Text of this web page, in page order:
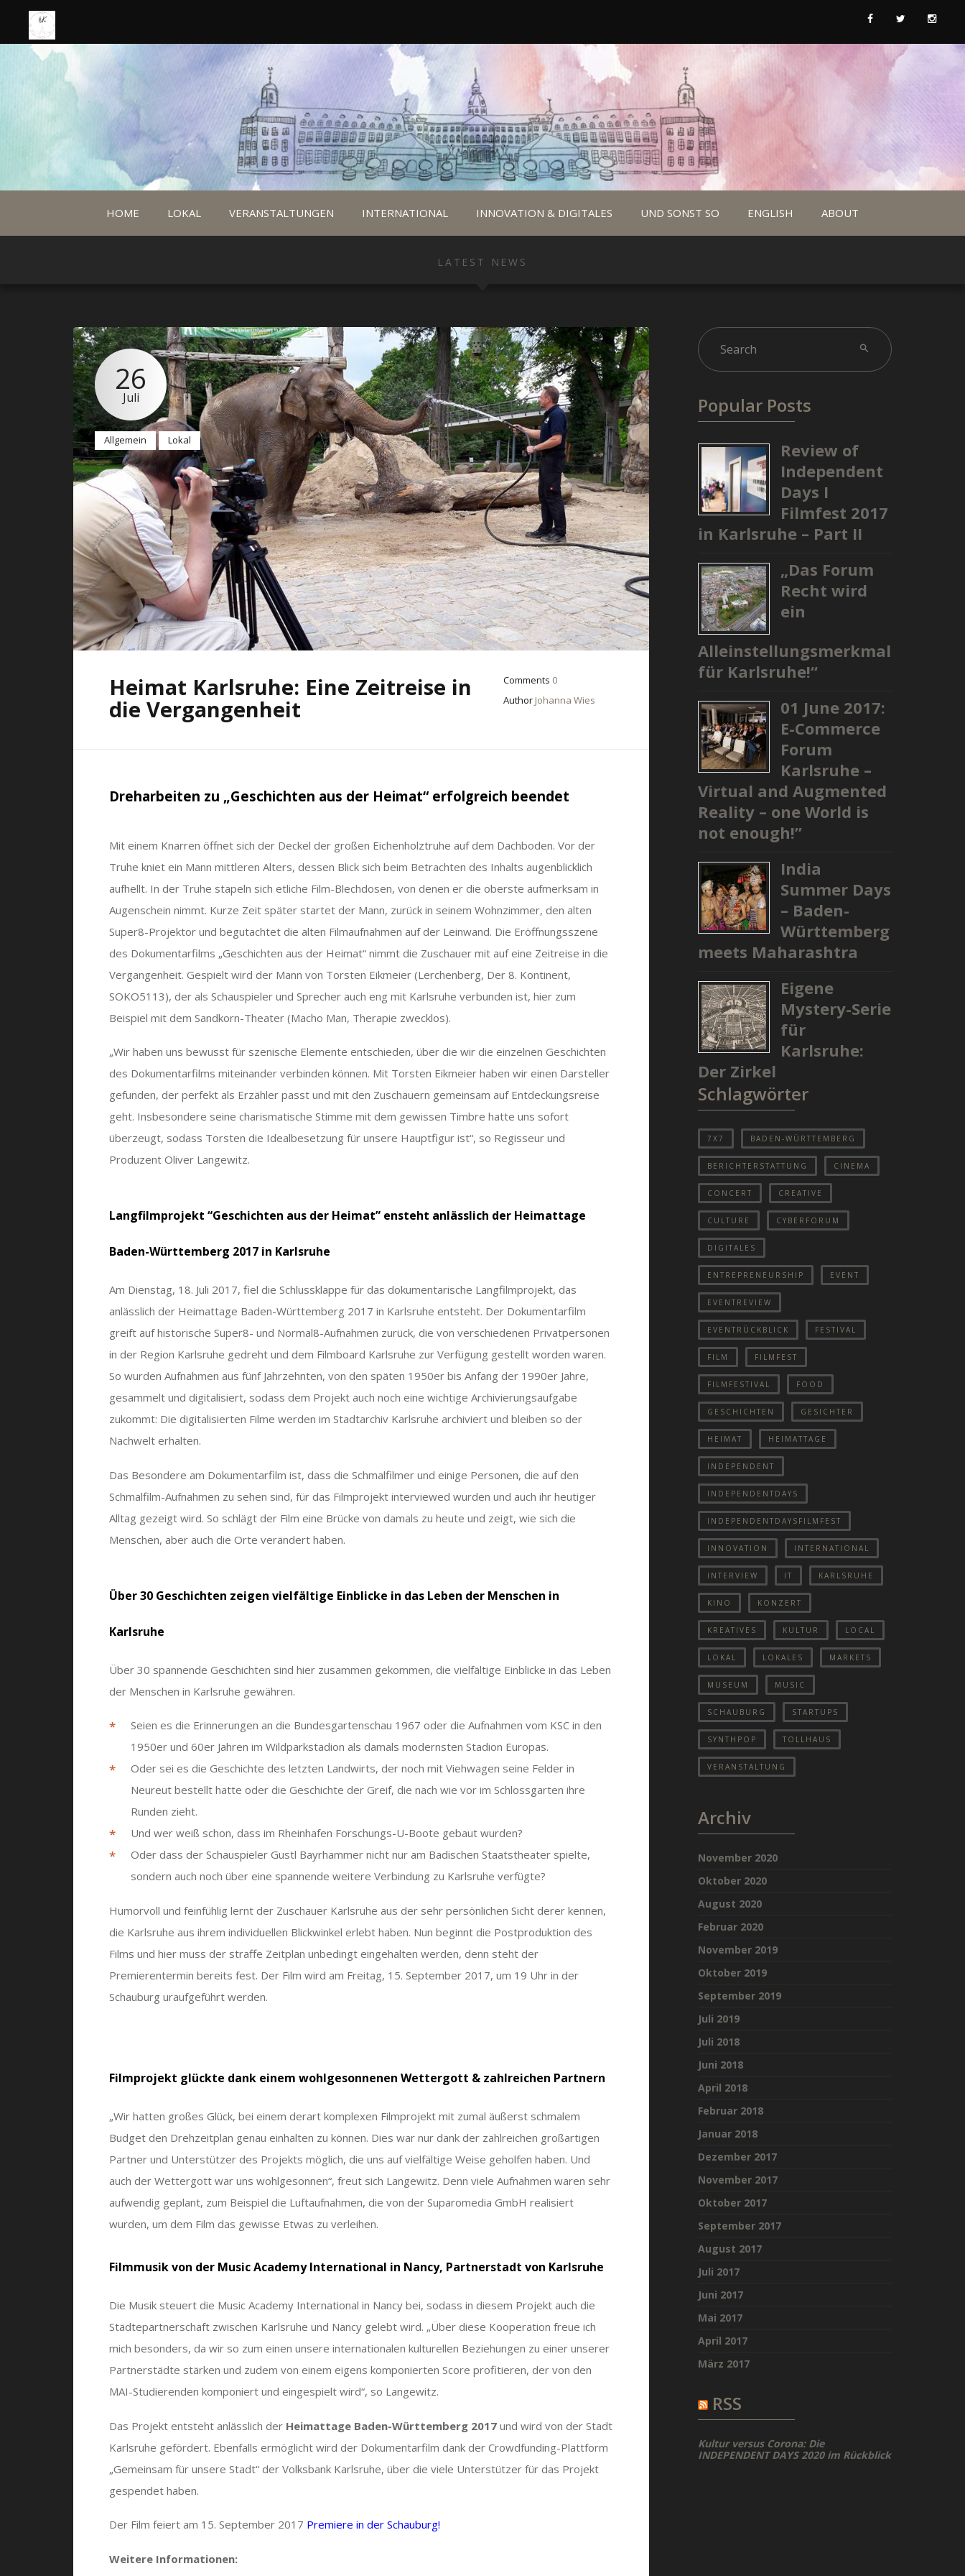
HOME LOKAL VERANSTALTUNGEN INTERNATIONAL INNOVATION & DIGITALES UND SONST SO ENGLISH ABOUT
LATEST NEWS
26
Juli
Allgemein Lokal
Comments 0
Author Johanna Wies
Heimat Karlsruhe: Eine Zeitreise in
die Vergangenheit
Dreharbeiten zu „Geschichten aus der Heimat“ erfolgreich beendet
Mit einem Knarren öffnet sich der Deckel der großen Eichenholztruhe auf dem Dachboden. Vor der
Truhe kniet ein Mann mittleren Alters, dessen Blick sich beim Betrachten des Inhalts augenblicklich
aufhellt. In der Truhe stapeln sich etliche Film-Blechdosen, von denen er die oberste aufmerksam in
Augenschein nimmt. Kurze Zeit später startet der Mann, zurück in seinem Wohnzimmer, den alten
Super8-Projektor und begutachtet die alten Filmaufnahmen auf der Leinwand. Die Eröffnungsszene
des Dokumentarfilms „Geschichten aus der Heimat“ nimmt die Zuschauer mit auf eine Zeitreise in die
Vergangenheit. Gespielt wird der Mann von Torsten Eikmeier (Lerchenberg, Der 8. Kontinent,
SOKO5113), der als Schauspieler und Sprecher auch eng mit Karlsruhe verbunden ist, hier zum
Beispiel mit dem Sandkorn-Theater (Macho Man, Therapie zwecklos).
„Wir haben uns bewusst für szenische Elemente entschieden, über die wir die einzelnen Geschichten
des Dokumentarfilms miteinander verbinden können. Mit Torsten Eikmeier haben wir einen Darsteller
gefunden, der perfekt als Erzähler passt und mit den Zuschauern gemeinsam auf Entdeckungsreise
geht. Insbesondere seine charismatische Stimme mit dem gewissen Timbre hatte uns sofort
überzeugt, sodass Torsten die Idealbesetzung für unsere Hauptfigur ist“, so Regisseur und
Produzent Oliver Langewitz.
Langfilmprojekt “Geschichten aus der Heimat” ensteht anlässlich der Heimattage
Baden-Württemberg 2017 in Karlsruhe
Am Dienstag, 18. Juli 2017, fiel die Schlussklappe für das dokumentarische Langfilmprojekt, das
anlässlich der Heimattage Baden-Württemberg 2017 in Karlsruhe entsteht. Der Dokumentarfilm
greift auf historische Super8- und Normal8-Aufnahmen zurück, die von verschiedenen Privatpersonen
in der Region Karlsruhe gedreht und dem Filmboard Karlsruhe zur Verfügung gestellt worden waren.
So wurden Aufnahmen aus fünf Jahrzehnten, von den späten 1950er bis Anfang der 1990er Jahre,
gesammelt und digitalisiert, sodass dem Projekt auch noch eine wichtige Archivierungsaufgabe
zukommt: Die digitalisierten Filme werden im Stadtarchiv Karlsruhe archiviert und bleiben so der
Nachwelt erhalten.
Das Besondere am Dokumentarfilm ist, dass die Schmalfilmer und einige Personen, die auf den
Schmalfilm-Aufnahmen zu sehen sind, für das Filmprojekt interviewed wurden und auch ihr heutiger
Alltag gezeigt wird. So schlägt der Film eine Brücke von damals zu heute und zeigt, wie sich die
Menschen, aber auch die Orte verändert haben.
Über 30 Geschichten zeigen vielfältige Einblicke in das Leben der Menschen in
Karlsruhe
Über 30 spannende Geschichten sind hier zusammen gekommen, die vielfältige Einblicke in das Leben
der Menschen in Karlsruhe gewähren.
Seien es die Erinnerungen an die Bundesgartenschau 1967 oder die Aufnahmen vom KSC in den
1950er und 60er Jahren im Wildparkstadion als damals modernsten Stadion Europas.
Oder sei es die Geschichte des letzten Landwirts, der noch mit Viehwagen seine Felder in
Neureut bestellt hatte oder die Geschichte der Greif, die nach wie vor im Schlossgarten ihre
Runden zieht.
Und wer weiß schon, dass im Rheinhafen Forschungs-U-Boote gebaut wurden?
Oder dass der Schauspieler Gustl Bayrhammer nicht nur am Badischen Staatstheater spielte,
sondern auch noch über eine spannende weitere Verbindung zu Karlsruhe verfügte?
Humorvoll und feinfühlig lernt der Zuschauer Karlsruhe aus der sehr persönlichen Sicht derer kennen,
die Karlsruhe aus ihrem individuellen Blickwinkel erlebt haben. Nun beginnt die Postproduktion des
Films und hier muss der straffe Zeitplan unbedingt eingehalten werden, denn steht der
Premierentermin bereits fest. Der Film wird am Freitag, 15. September 2017, um 19 Uhr in der
Schauburg uraufgeführt werden.
Filmprojekt glückte dank einem wohlgesonnenen Wettergott & zahlreichen Partnern
„Wir hatten großes Glück, bei einem derart komplexen Filmprojekt mit zumal äußerst schmalem
Budget den Drehzeitplan genau einhalten zu können. Dies war nur dank der zahlreichen großartigen
Partner und Unterstützer des Projekts möglich, die uns auf vielfältige Weise geholfen haben. Und
auch der Wettergott war uns wohlgesonnen“, freut sich Langewitz. Denn viele Aufnahmen waren sehr
aufwendig geplant, zum Beispiel die Luftaufnahmen, die von der Suparomedia GmbH realisiert
wurden, um dem Film das gewisse Etwas zu verleihen.
Filmmusik von der Music Academy International in Nancy, Partnerstadt von Karlsruhe
Die Musik steuert die Music Academy International in Nancy bei, sodass in diesem Projekt auch die
Städtepartnerschaft zwischen Karlsruhe und Nancy gelebt wird. „Über diese Kooperation freue ich
mich besonders, da wir so zum einen unsere internationalen kulturellen Beziehungen zu einer unserer
Partnerstädte stärken und zudem von einem eigens komponierten Score profitieren, der von den
MAI-Studierenden komponiert und eingespielt wird“, so Langewitz.
Das Projekt entsteht anlässlich der Heimattage Baden-Württemberg 2017 und wird von der Stadt
Karlsruhe gefördert. Ebenfalls ermöglicht wird der Dokumentarfilm dank der Crowdfunding-Plattform
„Gemeinsam für unsere Stadt“ der Volksbank Karlsruhe, über die viele Unterstützer für das Projekt
gespendet haben.
Der Film feiert am 15. September 2017 Premiere in der Schauburg!
Weitere Informationen:
Popular Posts
Review of
Independent
Days I
Filmfest 2017
in Karlsruhe – Part II
„Das Forum
Recht wird
ein
Alleinstellungsmerkmal
für Karlsruhe!“
01 June 2017:
E-Commerce
Forum
Karlsruhe –
Virtual and Augmented
Reality – one World is
not enough!”
India
Summer Days
– Baden-
Württemberg
meets Maharashtra
Eigene
Mystery-Serie
für
Karlsruhe:
Der Zirkel
Schlagwörter
7X7 BADEN-WÜRTTEMBERG
BERICHTERSTATTUNG CINEMA
CONCERT CREATIVE
CULTURE CYBERFORUM
DIGITALES
ENTREPRENEURSHIP EVENT
EVENTREVIEW
EVENTRÜCKBLICK FESTIVAL
FILM FILMFEST
FILMFESTIVAL FOOD
GESCHICHTEN GESICHTER
HEIMAT HEIMATTAGE
INDEPENDENT
INDEPENDENTDAYS
INDEPENDENTDAYSFILMFEST
INNOVATION INTERNATIONAL
INTERVIEW IT KARLSRUHE
KINO KONZERT
KREATIVES KULTUR LOCAL
LOKAL LOKALES MARKETS
MUSEUM MUSIC
SCHAUBURG STARTUPS
SYNTHPOP TOLLHAUS
VERANSTALTUNG
Archiv
November 2020
Oktober 2020
August 2020
Februar 2020
November 2019
Oktober 2019
September 2019
Juli 2019
Juli 2018
Juni 2018
April 2018
Februar 2018
Januar 2018
Dezember 2017
November 2017
Oktober 2017
September 2017
August 2017
Juli 2017
Juni 2017
Mai 2017
April 2017
März 2017
RSS
Kultur versus Corona: Die
INDEPENDENT DAYS 2020 im Rückblick